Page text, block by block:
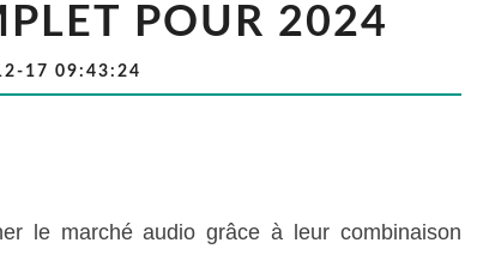
POUR 2024
17 09:43:24
le marché audio grâce à leur combinaison